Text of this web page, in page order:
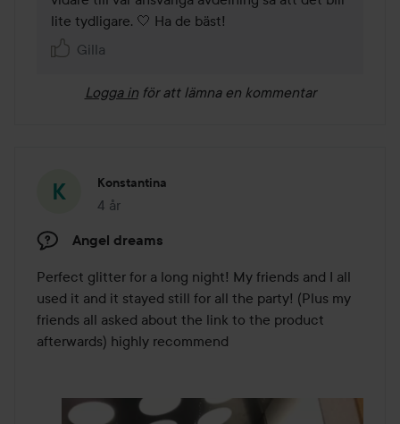
lite tydligare. 🤍 Ha de bäst!
Gilla
Logga in för att lämna en kommentar
Konstantina
4 år
Inlägget skapades 4 år
Angel dreams
Perfect glitter for a long night! My friends and I all
used it and it stayed still for all the party! (Plus my
friends all asked about the link to the product
afterwards) highly recommend